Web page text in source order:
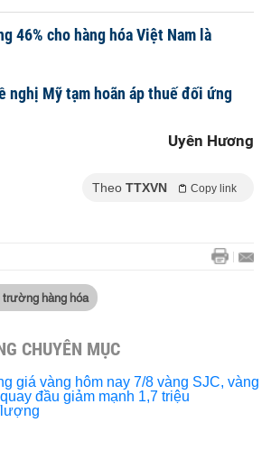
46% cho hàng hóa Việt Nam là
nghị Mỹ tạm hoãn áp thuế đối ứng
Uyên Hương
Theo TTXVN Copy link
trường hàng hóa
CHUYÊN MỤC